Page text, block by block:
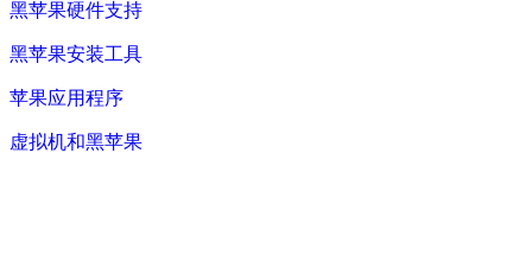
黑苹果硬件支持
黑苹果安装工具
苹果应用程序
虚拟机和黑苹果